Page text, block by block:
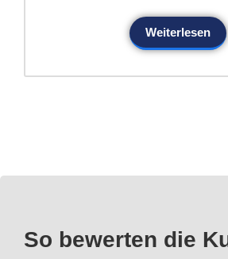
Weiterlesen
So bewerten die